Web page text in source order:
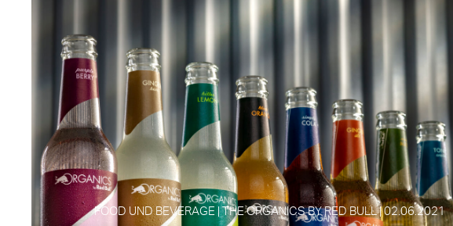
FOOD UND BEVERAGE | THE ORGANICS BY RED BULL | 02.06.2021